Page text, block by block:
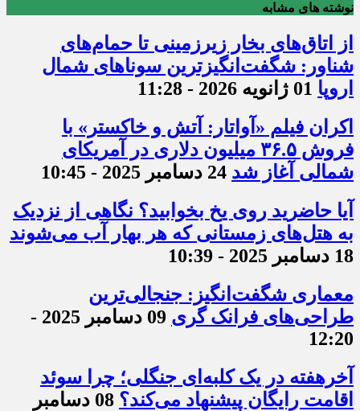
نوشته های مشابه
از اتاق‌های بخار زیرزمینی تا حمام‌های
شناور: شگفت‌انگیزترین سوناهای شمال
اروپا 01 ژانویه 2026 - 11:28
اکران فیلم «آواتار: آتش و خاکستر» با
فروش ۳۶.۵ میلیون دلاری در آمریکای
شمالی آغاز شد 24 دسامبر 2025 - 10:45
آیا حاضرید روی یخ بخوابید؟ نگاهی از نزدیک
به هتل‌های زمستانی که هر بهار آب می‌شوند
18 دسامبر 2025 - 10:39
معماری شگفت‌انگیز: جنجالی‌ترین
طراحی‌های فرانک گری
09 دسامبر 2025 -
12:20
آخرهفته‌ در یک کلبه‌ای جنگلی؛ چرا سوئد
اقامت رایگان پیشنهاد می‌کند؟
08 دسامبر